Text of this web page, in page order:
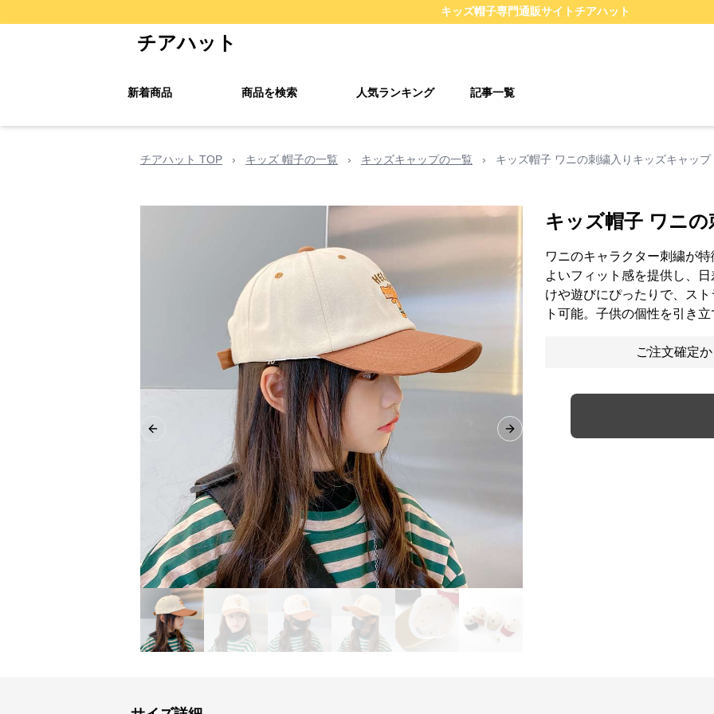
キッズ帽子専門通販サイトチアハット
チアハット
新着商品 商品を検索 人気ランキング 記事一覧
チアハット TOP › キッズ 帽子の一覧 › キッズキャップの一覧 › キッズ帽子 ワニの刺繍入りキッズキャップ
Previous slide Next slide
キッズ帽子 ワニ
ワニのキャラクター刺繍が
よいフィット感を提供し、
けや遊びにぴったりで、ス
ト可能。子供の個性を引き
ご注文確定